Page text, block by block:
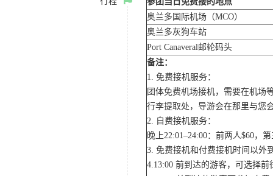
奥兰多国际机场（MCO）
奥兰多灰狗车站
Port Canaveral邮轮码头
备注：
1. 免费接机服务：
团体免费机场接机，需要在机场
行李提取处，导游会在那里与您
2. 自费接机服务：
晚上22:01–24:00：前两人$60，
3. 免费接机和付费接机时间以外
4.13:00 前到达的游客，可选择